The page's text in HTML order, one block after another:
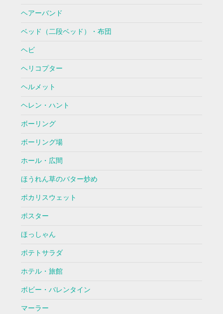
ヘアーバンド
ベッド（二段ベッド）・布団
ヘビ
ヘリコプター
ヘルメット
ヘレン・ハント
ボーリング
ボーリング場
ホール・広間
ほうれん草のバター炒め
ポカリスウェット
ポスター
ほっしゃん
ポテトサラダ
ホテル・旅館
ボビー・バレンタイン
マーラー